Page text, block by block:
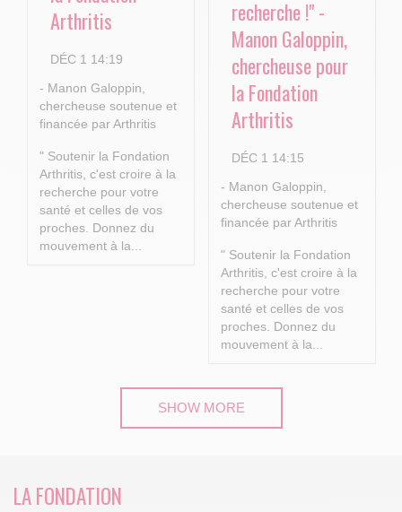
Arthritis
DÉC 1 14:19
- Manon Galoppin,
chercheuse soutenue et
financée par Arthritis
" Soutenir la Fondation
Arthritis, c'est croire à la
recherche pour votre
santé et celles de vos
proches. Donnez du
mouvement à la...
recherche !" -
Manon Galoppin,
chercheuse pour
la Fondation
Arthritis
DÉC 1 14:15
- Manon Galoppin,
chercheuse soutenue et
financée par Arthritis
" Soutenir la Fondation
Arthritis, c'est croire à la
recherche pour votre
santé et celles de vos
proches. Donnez du
mouvement à la...
SHOW MORE
LA FONDATION